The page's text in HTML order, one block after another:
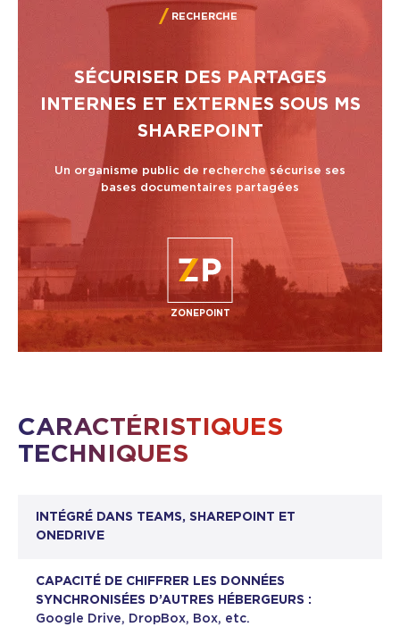
RECHERCHE
SÉCURISER DES PARTAGES
INTERNES ET EXTERNES SOUS MS
SHAREPOINT
Un organisme public de recherche sécurise ses
bases documentaires partagées
ZONEPOINT
CARACTÉRISTIQUES
TECHNIQUES
INTÉGRÉ DANS TEAMS, SHAREPOINT ET
ONEDRIVE
CAPACITÉ DE CHIFFRER LES DONNÉES
SYNCHRONISÉES D’AUTRES HÉBERGEURS :
Google Drive, DropBox, Box, etc.